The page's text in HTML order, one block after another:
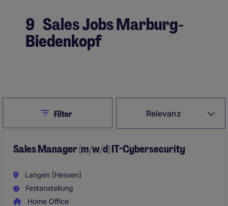
9 Sales Jobs Marburg-
Biedenkopf
Relevanz
CloseFilter
Sales Manager (m/w/d) IT-Cybersecurity
Langen [Hessen]
Festanstellung
Home Office